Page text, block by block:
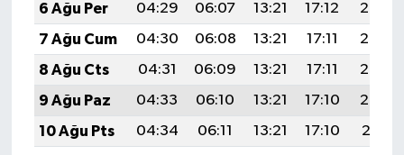
6 Ağu Per
04:29 06:07 13:21 17:12
20:25
7 Ağu Cum
04:30 06:08 13:21 17:11
20:24
8 Ağu Cts
04:31 06:09 13:21 17:11
20:23
9 Ağu Paz
04:33 06:10 13:21 17:10
20:22
10 Ağu Pts
04:34 06:11 13:21 17:10
20:21